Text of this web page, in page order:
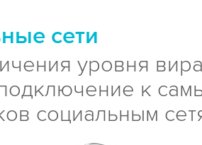
сети
уровня
к
социальным